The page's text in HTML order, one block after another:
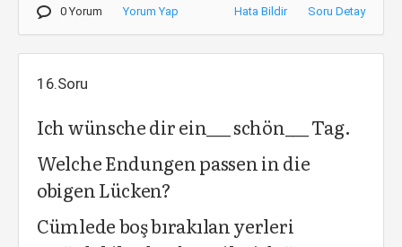
0 Yorum Yorum Yap Hata Bildir Soru Detay
16.Soru
Ich wünsche dir ein___ schön___ Tag.
Welche Endungen passen in die
obigen Lücken?
Cümlede boş bırakılan yerleri